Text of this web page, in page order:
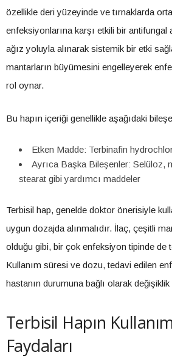
özellikle deri yüzeyinde ve tırnaklarda
enfeksiyonlarına karşı etkili bir antifungal
ağız yoluyla alınarak sistemik bir etki
mantarların büyümesini engelleyerek
rol oynar.
Bu hapın içeriği genellikle aşağıdaki
Etken Madde: Terbinafin
Ayrıca Başka Bileşenler: Selüloz,
stearat gibi yardımcı maddeler
Terbisil hap, genelde doktor önerisiyle
uygun dozajda alınmalıdır. İlaç, çeşitli
olduğu gibi, bir çok enfeksiyon tipinde de
Kullanım süresi ve dozu, tedavi edilen
hastanın durumuna bağlı olarak
Terbisil Hapın
Faydaları